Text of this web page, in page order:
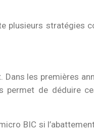
plusieurs stratégies
les premières
permet de déduire
BIC si